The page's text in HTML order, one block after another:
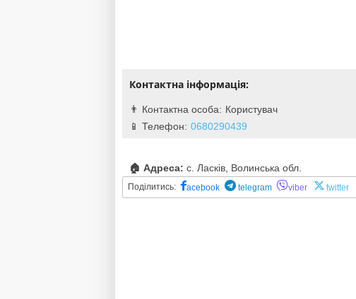
Контактна інформація:
Користувач
0680290439
🏠 Адреса: с. Ласків, Волинська обл.
Поділитись: acebook telegram viber twitter